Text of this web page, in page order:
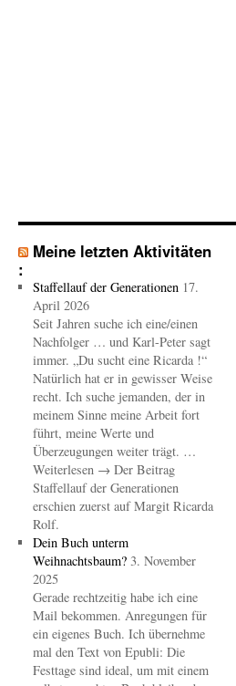
Meine letzten Aktivitäten
:
Staffellauf der Generationen 17.
April 2026
Seit Jahren suche ich eine/einen
Nachfolger … und Karl-Peter sagt
immer. „Du sucht eine Ricarda !“
Natürlich hat er in gewisser Weise
recht. Ich suche jemanden, der in
meinem Sinne meine Arbeit fort
führt, meine Werte und
Überzeugungen weiter trägt. …
Weiterlesen → Der Beitrag
Staffellauf der Generationen
erschien zuerst auf Margit Ricarda
Rolf.
Dein Buch unterm
Weihnachtsbaum? 3. November
2025
Gerade rechtzeitig habe ich eine
Mail bekommen. Anregungen für
ein eigenes Buch. Ich übernehme
mal den Text von Epubli: Die
Festtage sind ideal, um mit einem